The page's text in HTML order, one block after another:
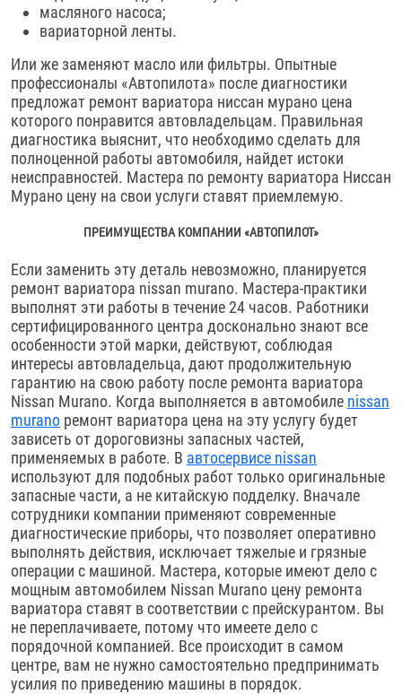
масляного насоса;
вариаторной ленты.
Или же заменяют масло или фильтры. Опытные
профессионалы «Автопилота» после диагностики
предложат ремонт вариатора ниссан мурано цена
которого понравится автовладельцам. Правильная
диагностика выяснит, что необходимо сделать для
полноценной работы автомобиля, найдет истоки
неисправностей. Мастера по ремонту вариатора Ниссан
Мурано цену на свои услуги ставят приемлемую.
ПРЕИМУЩЕСТВА КОМПАНИИ «АВТОПИЛОТ»
Если заменить эту деталь невозможно, планируется
ремонт вариатора nissan murano. Мастера-практики
выполнят эти работы в течение 24 часов. Работники
сертифицированного центра досконально знают все
особенности этой марки, действуют, соблюдая
интересы автовладельца, дают продолжительную
гарантию на свою работу после ремонта вариатора
Nissan Murano. Когда выполняется в автомобиле nissan
murano ремонт вариатора цена на эту услугу будет
зависеть от дороговизны запасных частей,
применяемых в работе. В автосервисе nissan
используют для подобных работ только оригинальные
запасные части, а не китайскую подделку. Вначале
сотрудники компании применяют современные
диагностические приборы, что позволяет оперативно
выполнять действия, исключает тяжелые и грязные
операции с машиной. Мастера, которые имеют дело с
мощным автомобилем Nissan Murano цену ремонта
вариатора ставят в соответствии с прейскурантом. Вы
не переплачиваете, потому что имеете дело с
порядочной компанией. Все происходит в самом
центре, вам не нужно самостоятельно предпринимать
усилия по приведению машины в порядок.